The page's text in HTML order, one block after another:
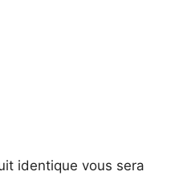
identique vous sera